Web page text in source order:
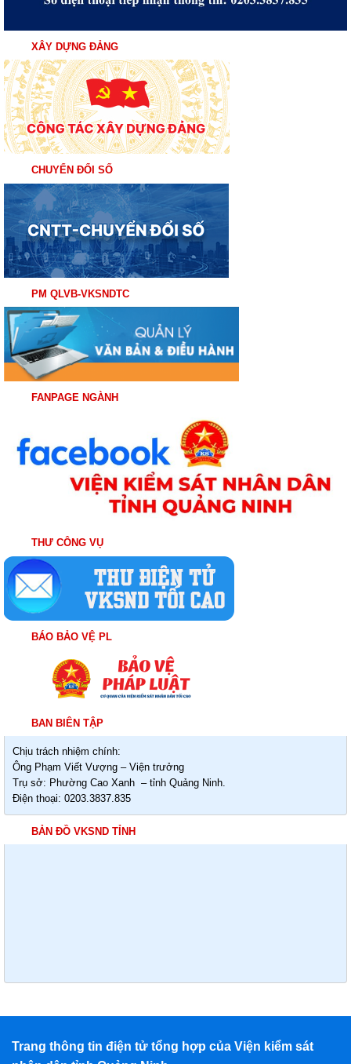
XÂY DỰNG ĐẢNG
CHUYỂN ĐỔI SỐ
PM QLVB-VKSNDTC
FANPAGE NGÀNH
THƯ CÔNG VỤ
BÁO BẢO VỆ PL
BAN BIÊN TẬP
Chịu trách nhiệm chính:
Ông Phạm Viết Vượng – Viện trưởng
Trụ sở: Phường Cao Xanh – tỉnh Quảng Ninh.
Điện thoại: 0203.3837.835
BẢN ĐỒ VKSND TỈNH
Trang thông tin điện tử tổng hợp của Viện kiểm sát